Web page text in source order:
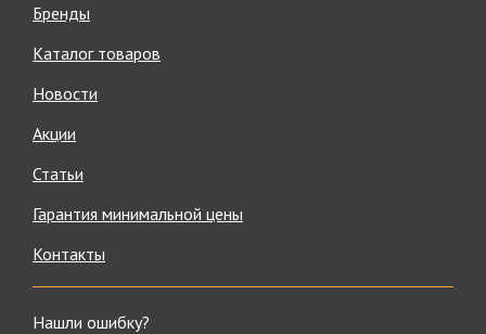
Бренды
Каталог товаров
Новости
Акции
Статьи
Гарантия минимальной цены
Контакты
Нашли ошибку?